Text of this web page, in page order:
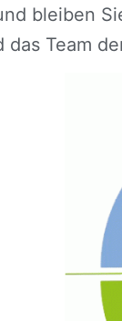
bleiben
Team